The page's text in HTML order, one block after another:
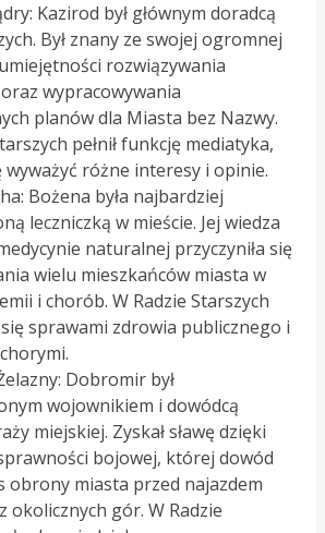
Kazirod był głównym doradcą
Był znany ze swojej ogromnej
rozwiązywania
wypracowywania
planów dla Miasta bez Nazwy.
pełnił funkcję mediatyka,
wyważyć różne interesy i opinie.
Bożena była najbardziej
leczniczką w mieście. Jej wiedza
naturalnej przyczyniła się
wielu mieszkańców miasta w
i chorób. W Radzie Starszych
się sprawami zdrowia publicznego i
Dobromir był
wojownikiem i dowódcą
miejskiej. Zyskał sławę dzięki
bojowej, której dowód
obrony miasta przed najazdem
okolicznych gór. W Radzie